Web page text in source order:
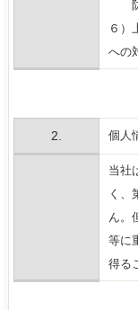
防
６）
への
2. 個人
当社
く、
ん。
等に
得る